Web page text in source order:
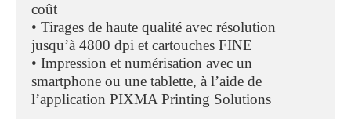
coût
• Tirages de haute qualité avec résolution
jusqu’à 4800 dpi et cartouches FINE
• Impression et numérisation avec un
smartphone ou une tablette, à l’aide de
l’application PIXMA Printing Solutions